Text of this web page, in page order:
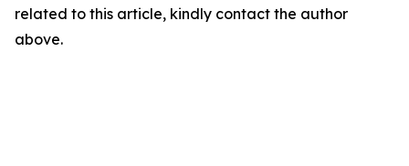
related to this article, kindly contact the author
above.